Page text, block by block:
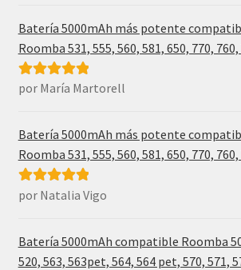
Batería 5000mAh más potente
Roomba 531, 555, 560, 581, 650, 770, 760,
Valorado con
por María Martorell
Batería 5000mAh más potente
Roomba 531, 555, 560, 581, 650, 770, 760,
Valorado con
por Natalia Vigo
Batería 5000mAh compatible Roomba
520, 563, 563pet, 564, 564 pet, 570, 571,